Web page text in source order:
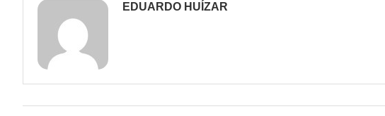
EDUARDO HUÍZAR